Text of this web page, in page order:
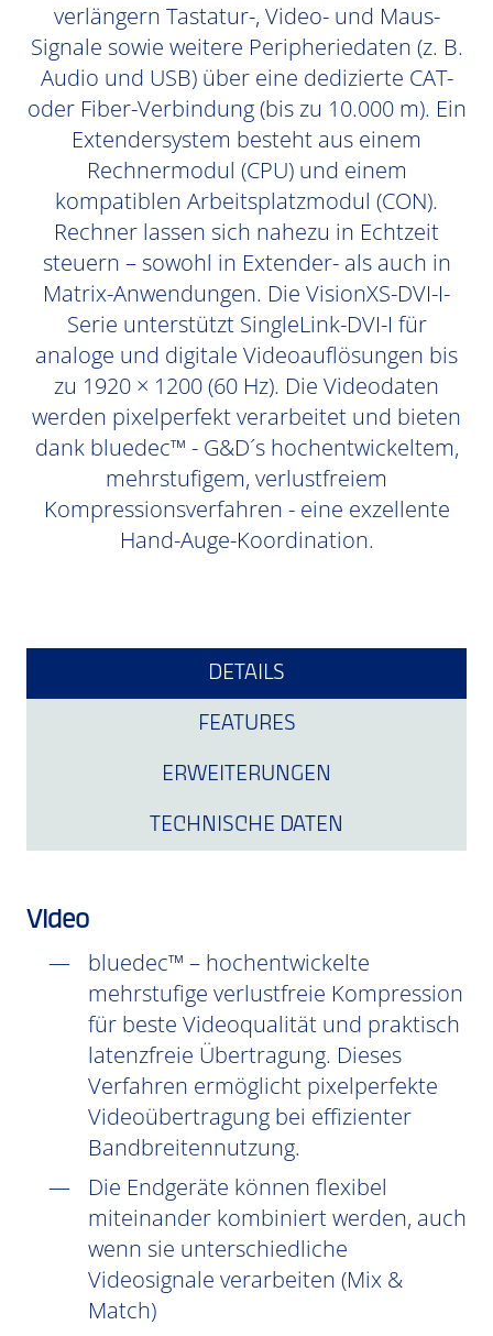
verlängern Tastatur-, Video- und Maus-
Signale sowie weitere Peripheriedaten (z. B.
Audio und USB) über eine dedizierte CAT-
oder Fiber-Verbindung (bis zu 10.000 m). Ein
Extendersystem besteht aus einem
Rechnermodul (CPU) und einem
kompatiblen Arbeitsplatzmodul (CON).
Rechner lassen sich nahezu in Echtzeit
steuern – sowohl in Extender- als auch in
Matrix-Anwendungen. Die VisionXS-DVI-I-
Serie unterstützt SingleLink-DVI-I für
analoge und digitale Videoauflösungen bis
zu 1920 × 1200 (60 Hz). Die Videodaten
werden pixelperfekt verarbeitet und bieten
dank bluedec™ - G&D´s hochentwickeltem,
mehrstufigem, verlustfreiem
Kompressionsverfahren - eine exzellente
Hand-Auge-Koordination.
DETAILS
FEATURES
ERWEITERUNGEN
TECHNISCHE DATEN
Video
bluedec™ – hochentwickelte
mehrstufige verlustfreie Kompression
für beste Videoqualität und praktisch
latenzfreie Übertragung. Dieses
Verfahren ermöglicht pixelperfekte
Videoübertragung bei effizienter
Bandbreitennutzung.
Die Endgeräte können flexibel
miteinander kombiniert werden, auch
wenn sie unterschiedliche
Videosignale verarbeiten (Mix &
Match)